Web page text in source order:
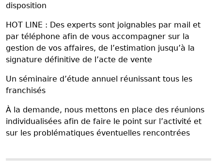
disposition
HOT LINE : Des experts sont joignables par mail et
par téléphone afin de vous accompagner sur la
gestion de vos affaires, de l’estimation jusqu’à la
signature définitive de l’acte de vente
Un séminaire d’étude annuel réunissant tous les
franchisés
À la demande, nous mettons en place des réunions
individualisées afin de faire le point sur l’activité et
sur les problématiques éventuelles rencontrées